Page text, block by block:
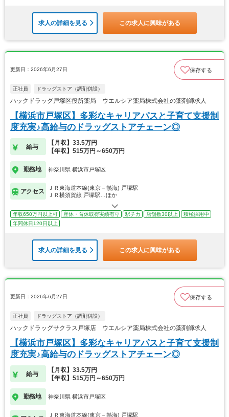
求人の詳細を見る この求人に興味がある
更新日：2026年6月27日 保存する
正社員 ドラッグストア（調剤併設）
ハックドラッグ戸塚区役所薬局 ウエルシア薬局株式会社の薬剤師求人
【横浜市戸塚区】多彩なキャリアパスと子育て支援制
度充実♪高給与のドラッグストアチェーン◎
給与
【月収】33.5万円
【年収】515万円～650万円
勤務地 神奈川県 横浜市戸塚区
アクセス
ＪＲ東海道本線(東京－熱海) 戸塚駅
ＪＲ横須賀線 戸塚駅…ほか
年収650万円以上可 産休・育休取得実績有り 駅チカ 店舗数30以上
積極採用中
年間休日120日以上
求人の詳細を見る この求人に興味がある
更新日：2026年6月27日 保存する
正社員 ドラッグストア（調剤併設）
ハックドラッグサクラス戸塚店 ウエルシア薬局株式会社の薬剤師求人
【横浜市戸塚区】多彩なキャリアパスと子育て支援制
度充実♪高給与のドラッグストアチェーン◎
給与
【月収】33.5万円
【年収】515万円～650万円
勤務地 神奈川県 横浜市戸塚区
ＪＲ東海道本線(東京－熱海) 戸塚駅